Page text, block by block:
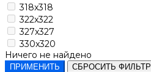
318x318
322x322
327x327
330x320
Ничего не найдено
ПРИМЕНИТЬ СБРОСИТЬ ФИЛЬТР